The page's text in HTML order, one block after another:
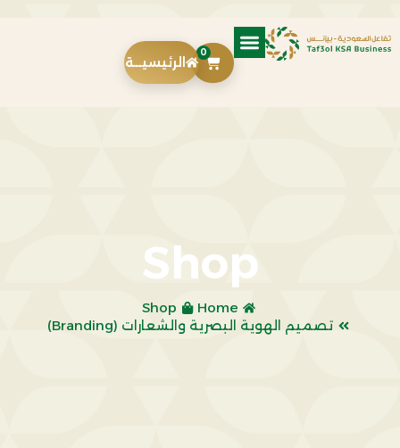
0
الرئيسيــة
Shop
Home
Shop
تصميم الهوية البصرية والشعارات (Branding)